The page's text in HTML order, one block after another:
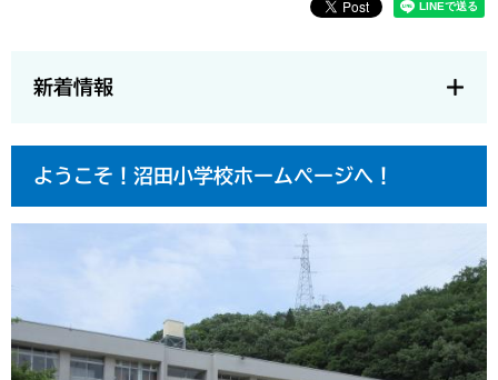
新着情報
ようこそ！沼田小学校ホームページへ！